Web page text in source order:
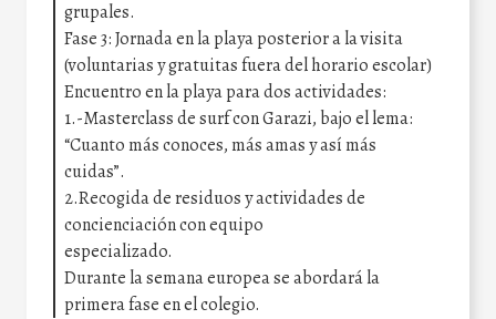
grupales.
Fase 3: Jornada en la playa posterior a la visita
(voluntarias y gratuitas fuera del horario escolar)
Encuentro en la playa para dos actividades:
1.-Masterclass de surf con Garazi, bajo el lema:
“Cuanto más conoces, más amas y así más
cuidas”.
2.Recogida de residuos y actividades de
concienciación con equipo
especializado.
Durante la semana europea se abordará la
primera fase en el colegio.